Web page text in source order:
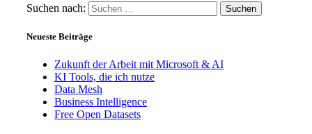
Suchen nach:
Neueste Beiträge
Zukunft der Arbeit mit Microsoft & AI
KI Tools, die ich nutze
Data Mesh
Business Intelligence
Free Open Datasets